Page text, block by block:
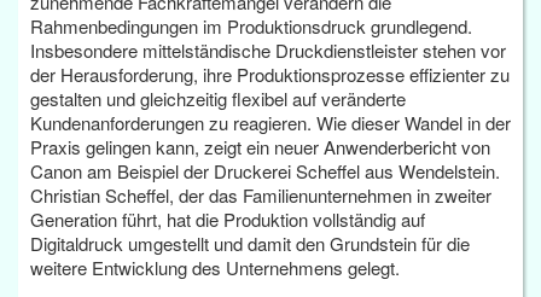
Rahmenbedingungen im Produktionsdruck grundlegend.
Insbesondere mittelständische Druckdienstleister stehen vor
der Herausforderung, ihre Produktionsprozesse effizienter zu
gestalten und gleichzeitig flexibel auf veränderte
Kundenanforderungen zu reagieren. Wie dieser Wandel in der
Praxis gelingen kann, zeigt ein neuer Anwenderbericht von
Canon am Beispiel der Druckerei Scheffel aus Wendelstein.
Christian Scheffel, der das Familienunternehmen in zweiter
Generation führt, hat die Produktion vollständig auf
Digitaldruck umgestellt und damit den Grundstein für die
weitere Entwicklung des Unternehmens gelegt.